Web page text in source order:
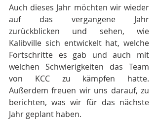
Auch dieses Jahr möchten wir wieder
auf das vergangene Jahr
zurückblicken und sehen, wie
Kalibville sich entwickelt hat, welche
Fortschritte es gab und auch mit
welchen Schwierigkeiten das Team
von KCC zu kämpfen hatte.
Außerdem freuen wir uns darauf, zu
berichten, was wir für das nächste
Jahr geplant haben.